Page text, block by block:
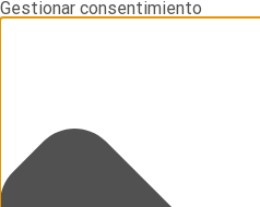
Gestionar consentimiento